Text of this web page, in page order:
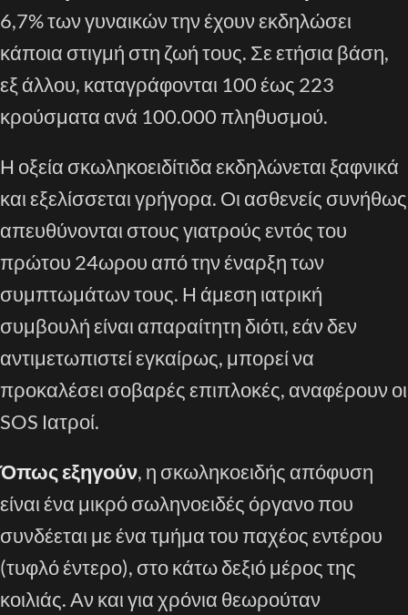
6,7% των γυναικών την έχουν εκδηλώσει
κάποια στιγμή στη ζωή τους. Σε ετήσια βάση,
εξ άλλου, καταγράφονται 100 έως 223
κρούσματα ανά 100.000 πληθυσμού.
Η οξεία σκωληκοειδίτιδα εκδηλώνεται ξαφνικά
και εξελίσσεται γρήγορα. Οι ασθενείς συνήθως
απευθύνονται στους γιατρούς εντός του
πρώτου 24ωρου από την έναρξη των
συμπτωμάτων τους. Η άμεση ιατρική
συμβουλή είναι απαραίτητη διότι, εάν δεν
αντιμετωπιστεί εγκαίρως, μπορεί να
προκαλέσει σοβαρές επιπλοκές, αναφέρουν οι
SOS Ιατροί.
Όπως εξηγούν, η σκωληκοειδής απόφυση
είναι ένα μικρό σωληνοειδές όργανο που
συνδέεται με ένα τμήμα του παχέος εντέρου
(τυφλό έντερο), στο κάτω δεξιό μέρος της
κοιλιάς. Αν και για χρόνια θεωρούταν